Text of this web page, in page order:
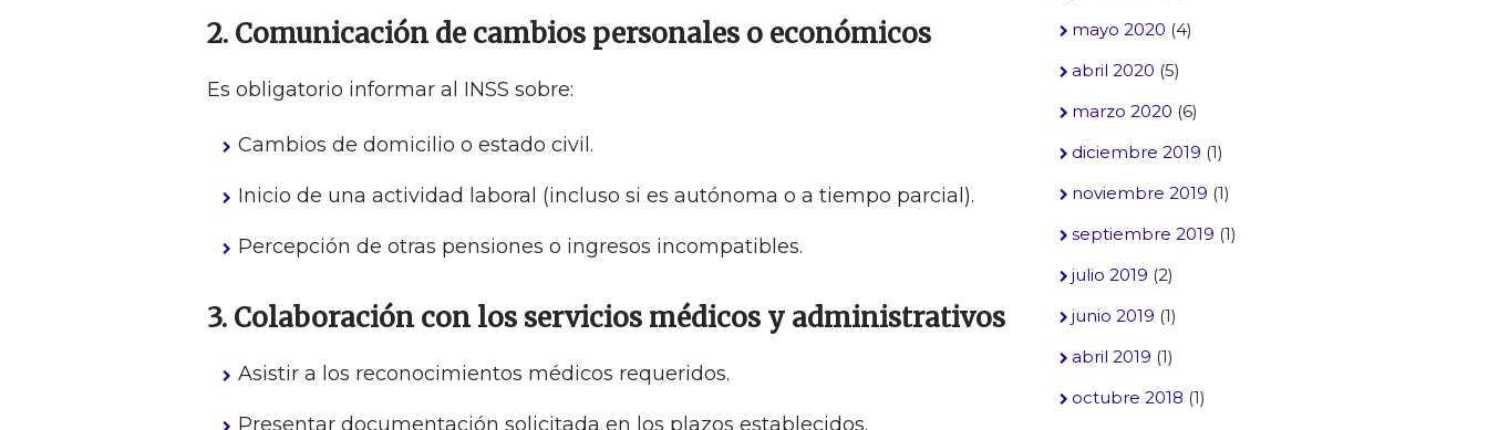
2. Comunicación de cambios personales o económicos
Es obligatorio informar al INSS sobre:
Cambios de domicilio o estado civil.
Inicio de una actividad laboral (incluso si es autónoma o a tiempo parcial).
Percepción de otras pensiones o ingresos incompatibles.
3. Colaboración con los servicios médicos y administrativos
Asistir a los reconocimientos médicos requeridos.
Presentar documentación solicitada en los plazos establecidos.
mayo 2020 (4)
abril 2020 (5)
marzo 2020 (6)
diciembre 2019 (1)
noviembre 2019 (1)
septiembre 2019 (1)
julio 2019 (2)
junio 2019 (1)
abril 2019 (1)
octubre 2018 (1)